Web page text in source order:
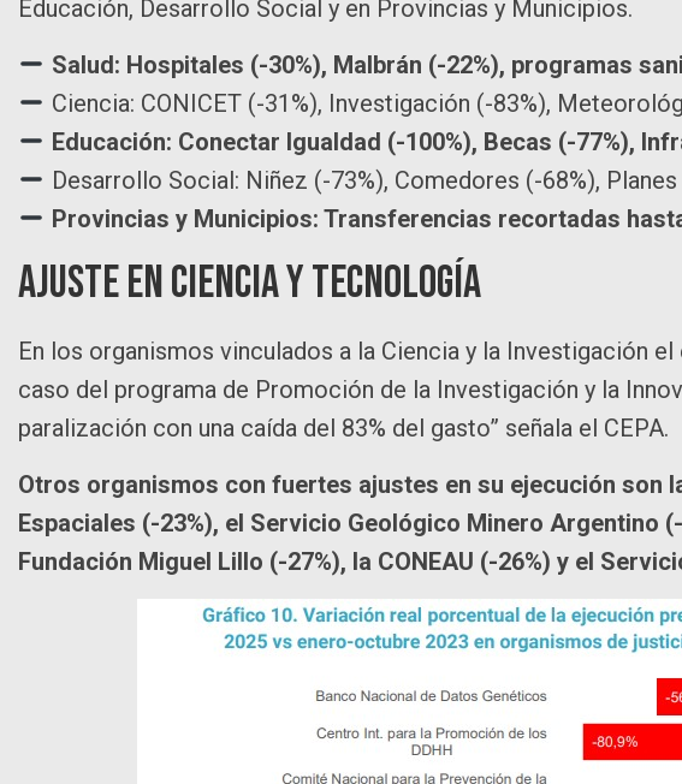
Educación, Desarrollo Social y en Provincias y Municipios.
Salud: Hospitales (-30%), Malbrán (-22%), programas
Ciencia: CONICET (-31%), Investigación (-83%),
Educación: Conectar Igualdad (-100%), Becas (-77%),
Desarrollo Social: Niñez (-73%), Comedores (-68%),
Provincias y Municipios: Transferencias recortadas
Ajuste en ciencia y tecnología
En los organismos vinculados a la Ciencia y la Investigación
caso del programa de Promoción de la Investigación y la
paralización con una caída del 83% del gasto” señala el CEPA.
Otros organismos con fuertes ajustes en su ejecución son
Espaciales (-23%), el Servicio Geológico Minero Argentino (-
Fundación Miguel Lillo (-27%), la CONEAU (-26%) y el